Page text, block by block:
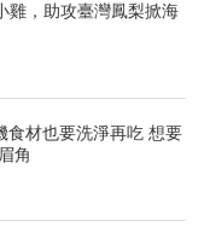
雞，助攻臺灣鳳梨掀海
食材也要洗淨再吃 想要
角